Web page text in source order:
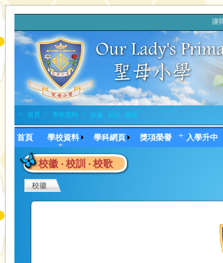
讓
> 首頁 > 學校資料 > 校徽 ‧ 校訓 ‧ 校歌
首頁 學校資料 學科網頁 獎項榮譽 入學升中
校徽 ‧ 校訓 ‧ 校歌
校徽